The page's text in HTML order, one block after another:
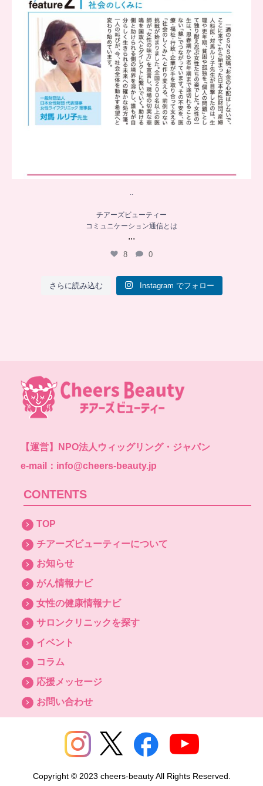
チアーズビューティー
コミュニケーション通信とは
...
8 0
さらに読み込む Instagram でフォロー
【運営】
NPO法人ウィッグリング・ジャパン
e-mail：info@cheers-beauty.jp
CONTENTS
TOP
チアーズビューティーについて
お知らせ
がん情報ナビ
女性の健康情報ナビ
サロンクリニックを探す
イベント
コラム
応援メッセージ
お問い合わせ
Copyright © 2023 cheers-beauty All Rights Reserved.